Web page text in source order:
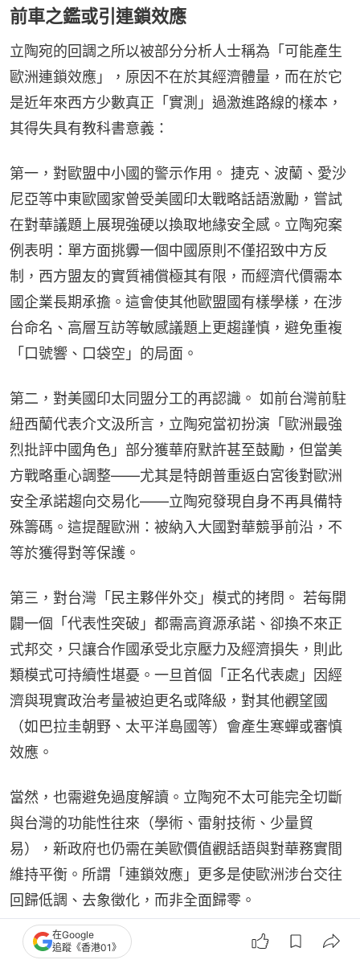
前車之鑑或引連鎖效應
立陶宛的回調之所以被部分分析人士稱為「可能產生
歐洲連鎖效應」，原因不在於其經濟體量，而在於它
是近年來西方少數真正「實測」過激進路線的樣本，
其得失具有教科書意義：
第一，對歐盟中小國的警示作用。 捷克、波蘭、愛沙
尼亞等中東歐國家曾受美國印太戰略話語激勵，嘗試
在對華議題上展現強硬以換取地緣安全感。立陶宛案
例表明：單方面挑釁一個中國原則不僅招致中方反
制，西方盟友的實質補償極其有限，而經濟代價需本
國企業長期承擔。這會使其他歐盟國有樣學樣，在涉
台命名、高層互訪等敏感議題上更趨謹慎，避免重複
「口號響、口袋空」的局面。
第二，對美國印太同盟分工的再認識。 如前台灣前駐
紐西蘭代表介文汲所言，立陶宛當初扮演「歐洲最強
烈批評中國角色」部分獲華府默許甚至鼓勵，但當美
方戰略重心調整——尤其是特朗普重返白宮後對歐洲
安全承諾趨向交易化——立陶宛發現自身不再具備特
殊籌碼。這提醒歐洲：被納入大國對華競爭前沿，不
等於獲得對等保護。
第三，對台灣「民主夥伴外交」模式的拷問。 若每開
闢一個「代表性突破」都需高資源承諾、卻換不來正
式邦交，只讓合作國承受北京壓力及經濟損失，則此
類模式可持續性堪憂。一旦首個「正名代表處」因經
濟與現實政治考量被迫更名或降級，對其他觀望國
（如巴拉圭朝野、太平洋島國等）會產生寒蟬或審慎
效應。
當然，也需避免過度解讀。立陶宛不太可能完全切斷
與台灣的功能性往來（學術、雷射技術、少量貿
易），新政府也仍需在美歐價值觀話語與對華務實間
維持平衡。所謂「連鎖效應」更多是使歐洲涉台交往
回歸低調、去象徵化，而非全面歸零。
台灣「務虛外交」進一步退兩步
在Google
追蹤《香港01》